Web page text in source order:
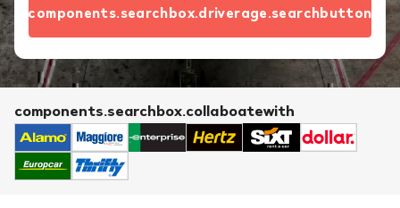
components.searchbox.driverage.searchbutton
components.searchbox.collaboatewith